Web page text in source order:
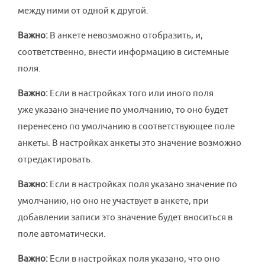
между ними от одной к другой.
Важно: В анкете невозможно отобразить, и,
соответственно, внести информацию в системные
поля.
Важно: Если в настройках того или иного поля
уже указано значение по умолчанию, то оно будет
перенесено по умолчанию в соответствующее поле
анкеты. В настройках анкеты это значение возможно
отредактировать.
Важно: Если в настройках поля указано значение по
умолчанию, но оно не участвует в анкете, при
добавлении записи это значение будет вноситься в
поле автоматически.
Важно: Если в настройках поля указано, что оно